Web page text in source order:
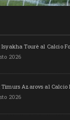
Tourè al Calcio
2026
Azarovs al Calcio
2026